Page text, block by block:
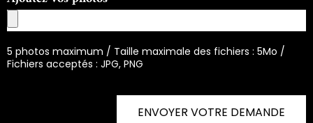
5 photos maximum / Taille maximale des fichiers : 5Mo /
Fichiers acceptés : JPG, PNG
ENVOYER VOTRE DEMANDE